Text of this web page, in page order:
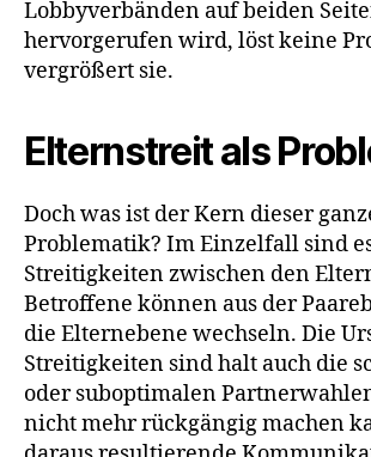
Lobbyverbänden auf beiden
hervorgerufen wird, löst keine
vergrößert sie.
Elternstreit als
Doch was ist der Kern dieser
Problematik? Im Einzelfall sind
Streitigkeiten zwischen den
Betroffene können aus der
die Elternebene wechseln. Die
Streitigkeiten sind halt auch die
oder suboptimalen
nicht mehr rückgängig machen